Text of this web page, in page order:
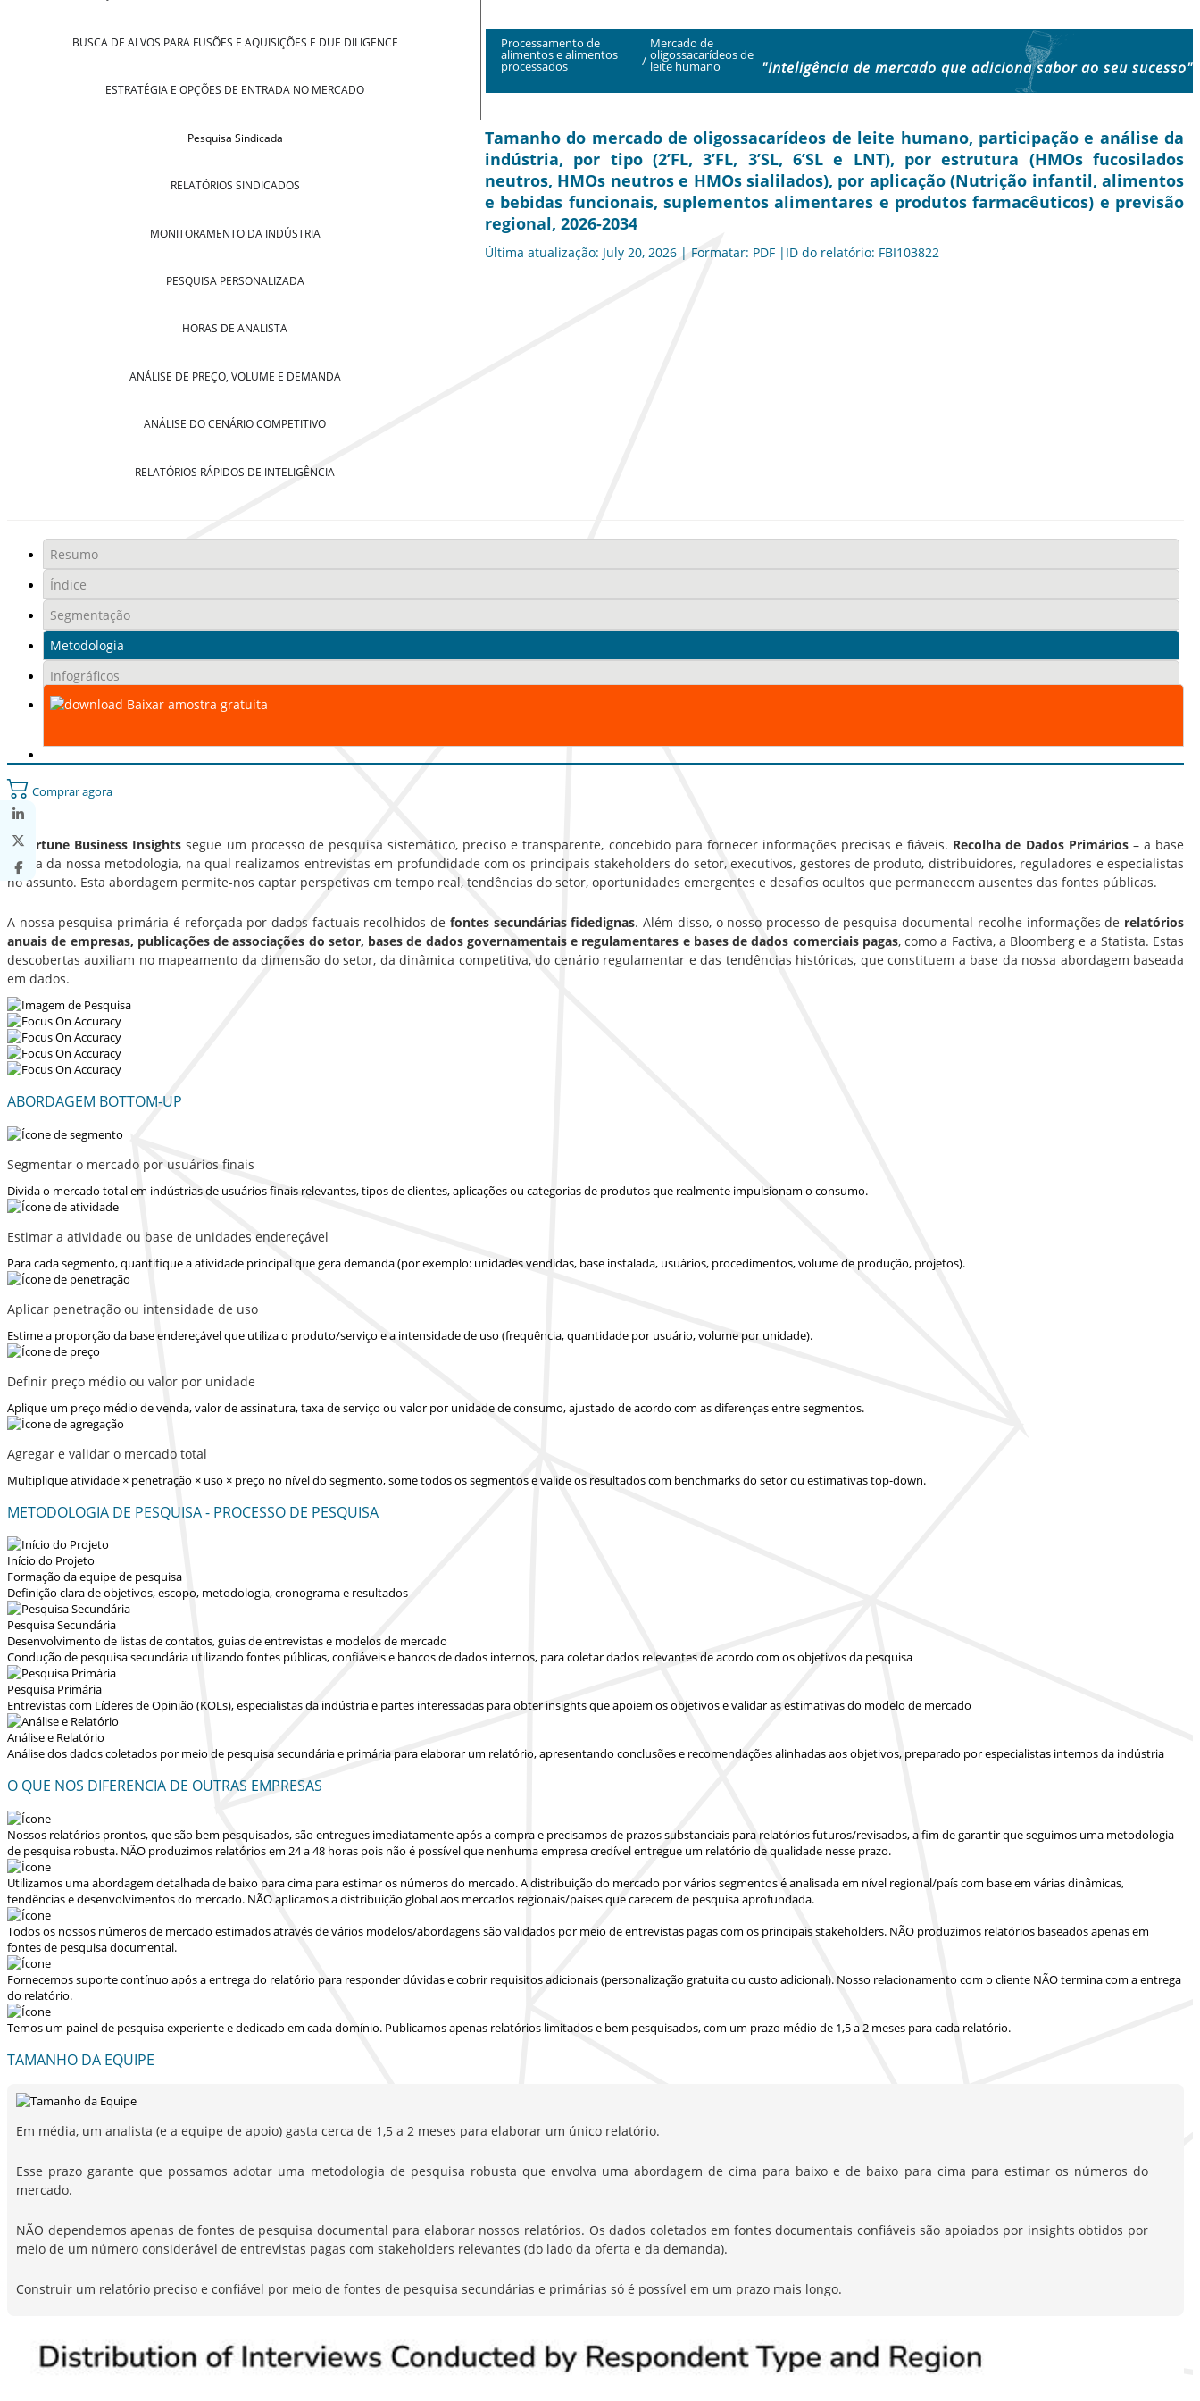
BUSCA DE ALVOS PARA FUSÕES E AQUISIÇÕES E DUE DILIGENCE
ESTRATÉGIA E OPÇÕES DE ENTRADA NO MERCADO
Pesquisa Sindicada
RELATÓRIOS SINDICADOS
MONITORAMENTO DA INDÚSTRIA
PESQUISA PERSONALIZADA
HORAS DE ANALISTA
ANÁLISE DE PREÇO, VOLUME E DEMANDA
ANÁLISE DO CENÁRIO COMPETITIVO
RELATÓRIOS RÁPIDOS DE INTELIGÊNCIA
Processamento de
alimentos e alimentos
processados /
Mercado de
oligossacarídeos de
leite humano "Inteligência de mercado que adiciona sabor ao seu sucesso"
Tamanho do mercado de oligossacarídeos de leite humano, participação e análise da
indústria, por tipo (2’FL, 3’FL, 3’SL, 6’SL e LNT), por estrutura (HMOs fucosilados
neutros, HMOs neutros e HMOs sialilados), por aplicação (Nutrição infantil, alimentos
e bebidas funcionais, suplementos alimentares e produtos farmacêuticos) e previsão
regional, 2026-2034
Última atualização: July 20, 2026 | Formatar: PDF |ID do relatório: FBI103822
Resumo
Índice
Segmentação
Metodologia
Infográficos
Baixar amostra gratuita
Comprar agora
A Fortune Business Insights segue um processo de pesquisa sistemático, preciso e transparente, concebido para fornecer informações precisas e fiáveis. Recolha de Dados Primários– a base
sólida da nossa metodologia, na qual realizamos entrevistas em profundidade com os principais stakeholders do setor, executivos, gestores de produto, distribuidores, reguladores e especialistas
no assunto. Esta abordagem permite-nos captar perspetivas em tempo real, tendências do setor, oportunidades emergentes e desafios ocultos que permanecem ausentes das fontes públicas.
A nossa pesquisa primária é reforçada por dados factuais recolhidos de fontes secundárias fidedignas. Além disso, o nosso processo de pesquisa documental recolhe informações de relatórios
anuais de empresas, publicações de associações do setor, bases de dados governamentais e regulamentares e bases de dados comerciais pagas, como a Factiva, a Bloomberg e a Statista. Estas
descobertas auxiliam no mapeamento da dimensão do setor, da dinâmica competitiva, do cenário regulamentar e das tendências históricas, que constituem a base da nossa abordagem baseada
em dados.
ABORDAGEM BOTTOM-UP
Segmentar o mercado por usuários finais
Divida o mercado total em indústrias de usuários finais relevantes, tipos de clientes, aplicações ou categorias de produtos que realmente impulsionam o consumo.
Estimar a atividade ou base de unidades endereçável
Para cada segmento, quantifique a atividade principal que gera demanda (por exemplo: unidades vendidas, base instalada, usuários, procedimentos, volume de produção, projetos).
Aplicar penetração ou intensidade de uso
Estime a proporção da base endereçável que utiliza o produto/serviço e a intensidade de uso (frequência, quantidade por usuário, volume por unidade).
Definir preço médio ou valor por unidade
Aplique um preço médio de venda, valor de assinatura, taxa de serviço ou valor por unidade de consumo, ajustado de acordo com as diferenças entre segmentos.
Agregar e validar o mercado total
Multiplique atividade × penetração × uso × preço no nível do segmento, some todos os segmentos e valide os resultados com benchmarks do setor ou estimativas top-down.
METODOLOGIA DE PESQUISA - PROCESSO DE PESQUISA
Início do Projeto
Formação da equipe de pesquisa
Definição clara de objetivos, escopo, metodologia, cronograma e resultados
Pesquisa Secundária
Desenvolvimento de listas de contatos, guias de entrevistas e modelos de mercado
Condução de pesquisa secundária utilizando fontes públicas, confiáveis e bancos de dados internos, para coletar dados relevantes de acordo com os objetivos da pesquisa
Pesquisa Primária
Entrevistas com Líderes de Opinião (KOLs), especialistas da indústria e partes interessadas para obter insights que apoiem os objetivos e validar as estimativas do modelo de mercado
Análise e Relatório
Análise dos dados coletados por meio de pesquisa secundária e primária para elaborar um relatório, apresentando conclusões e recomendações alinhadas aos objetivos, preparado por especialistas internos da indústria
O QUE NOS DIFERENCIA DE OUTRAS EMPRESAS
Nossos relatórios prontos, que são bem pesquisados, são entregues imediatamente após a comprae precisamos de prazos substanciais para relatórios futuros/revisados, a fim de garantir que seguimos uma metodologia
de pesquisa robusta. NÃO produzimos relatórios em 24 a 48 horas pois não é possível que nenhuma empresa credível entregue um relatório de qualidade nesse prazo.
Utilizamos uma abordagem detalhada de baixo para cima para estimar os números do mercado. A distribuição do mercado por vários segmentos é analisada em nível regional/país com base em várias dinâmicas,
tendências e desenvolvimentos do mercado. NÃO aplicamos a distribuição global aos mercados regionais/paísesque carecem de pesquisa aprofundada.
Todos os nossos números de mercado estimados através de vários modelos/abordagens são validados por meio de entrevistas pagas com os principais stakeholders. NÃO produzimos relatórios baseados apenas em
fontes de pesquisa documental.
Fornecemos suporte contínuo após a entrega do relatório para responder dúvidas e cobrir requisitos adicionais (personalização gratuita ou custo adicional). Nosso relacionamento com o cliente NÃO termina com a entrega
do relatório.
Temos um painel de pesquisa experiente e dedicado em cada domínio. Publicamos apenas relatórios limitados e bem pesquisados, com um prazo médio de 1,5 a 2 meses para cada relatório.
TAMANHO DA EQUIPE
Em média, um analista (e a equipe de apoio) gasta cerca de 1,5 a 2 meses para elaborar um único relatório.
Esse prazo garante que possamos adotar uma metodologia de pesquisa robusta que envolva uma abordagem de cima para baixo e de baixo para cima para estimar os números do
mercado.
NÃO dependemos apenas de fontes de pesquisa documental para elaborar nossos relatórios. Os dados coletados em fontes documentais confiáveis são apoiados por insights obtidos por
meio de um número considerável de entrevistas pagas com stakeholders relevantes (do lado da oferta e da demanda).
Construir um relatório preciso e confiável por meio de fontes de pesquisa secundárias e primárias só é possível em um prazo mais longo.